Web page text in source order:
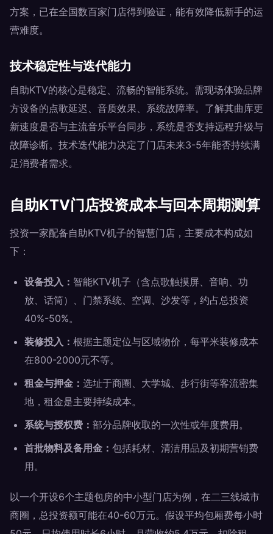
方案，已在全国数百家门店得到验证，能有效降低新手的运
营难度。
技术稳定性与迭代能力
自助KTV的核心是稳定、流畅的智能系统。需现场体验品牌
方设备的点歌延迟、音质效果、系统故障率。了解其曲库更
新速度是否与主流音乐平台同步，系统是否支持远程升级与
故障诊断。技术迭代能力决定了门店未来3-5年能否持续满
足消费者需求。
自助KTV门店投资成本与回本周期测算
投资一家配备自助KTV机子的智慧门店，主要成本构成如
下：
设备投入： 智能KTV机子（含点歌触摸屏、音响、功
放、话筒）、门禁系统、空调、沙发等，约占总投资
40%-50%。
装修投入： 根据主题定位与区域物价，每平米装修成本
在800-2000元不等。
租金与押金： 选址于商圈、大学城、步行街等客流密集
地，租金是主要持续成本。
系统与授权费： 部分品牌收取的一次性或年度费用。
首批物料及备用金： 包括耗材、清洁用品及初期营销费
用。
以一个开设6个主题包房的中小型门店为例，在二三线城市
商圈，总投资额可能在40-60万元。假设平均包厢费每小时